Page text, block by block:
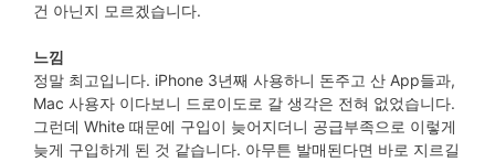
건 아닌지 모르겠습니다.
느낌
정말 최고입니다. iPhone 3년째 사용하니 돈주고 산 App들과,
Mac 사용자 이다보니 드로이도로 갈 생각은 전혀 없었습니다.
그런데 White 때문에 구입이 늦어지더니 공급부족으로 이렇게
늦게 구입하게 된 것 같습니다. 아무튼 발매된다면 바로 지르길